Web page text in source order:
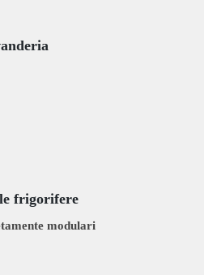
frigorifere
modulari